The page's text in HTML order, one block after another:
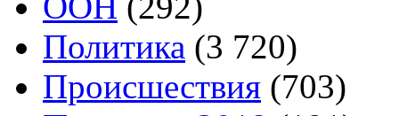
Политика (3 720)
Происшествия (703)